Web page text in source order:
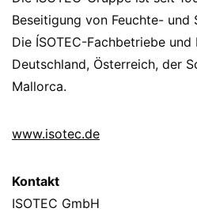
Beseitigung von Feuchte- und
Die ÍSOTEC-Fachbetriebe
Deutschland, Österreich, der
Mallorca.
www.isotec.de
Kontakt
ISOTEC GmbH